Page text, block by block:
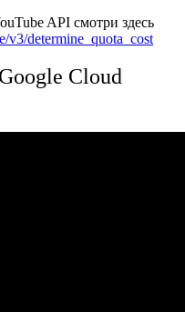
API смотри здесь
v3/determine_quota_cost
Cloud